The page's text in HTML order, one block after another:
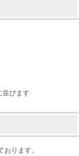
びます
ります。